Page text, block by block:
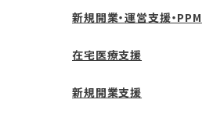
新規開業・運営支援・PPM
在宅医療支援
新規開業支援